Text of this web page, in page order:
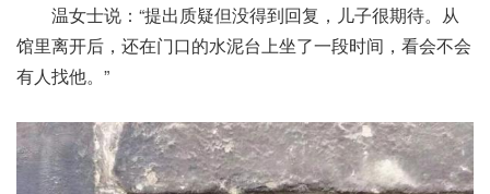
温女士说：“提出质疑但没得到回复，儿子很期待。从
馆里离开后，还在门口的水泥台上坐了一段时间，看会不会
有人找他。”